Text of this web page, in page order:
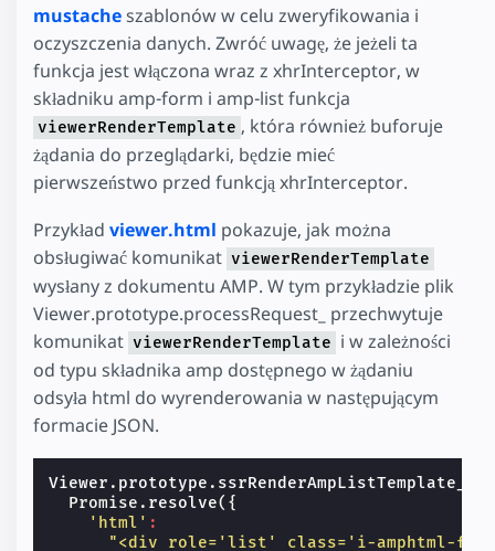
mustacheszablonów w celu zweryfikowania i
oczyszczenia danych. Zwróć uwagę, że jeżeli ta
funkcja jest włączona wraz z xhrInterceptor, w
składniku amp-form i amp-list funkcja
viewerRenderTemplate , która również buforuje
żądania do przeglądarki, będzie mieć
pierwszeństwo przed funkcją xhrInterceptor.
Przykład viewer.html pokazuje, jak można
obsługiwać komunikat viewerRenderTemplate
wysłany z dokumentu AMP. W tym przykładzie plik
Viewer.prototype.processRequest_ przechwytuje
komunikat viewerRenderTemplate i w zależności
od typu składnika amp dostępnego w żądaniu
odsyła html do wyrenderowania w następującym
formacie JSON.
Viewer . prototype . ssrRenderAmpListTemplate_
Promise . resolve({
'html' :
"<div role='list' class='i-amphtml-fill-